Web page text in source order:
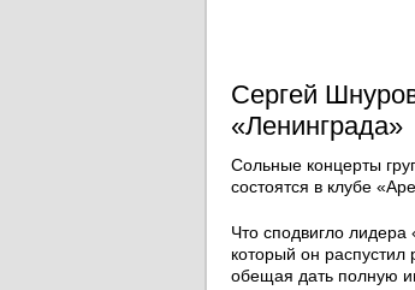
Сергей
«Ленинграда»
Сольные концерты
состоятся в клубе
Что сподвигло лидера
который он распустил
обещая дать полную